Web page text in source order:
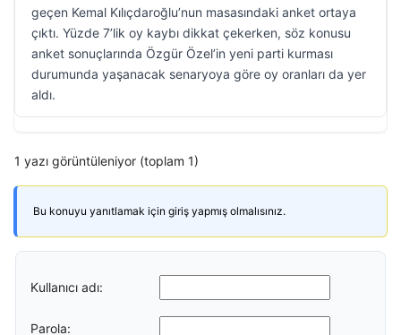
geçen Kemal Kılıçdaroğlu’nun masasındaki anket ortaya
çıktı. Yüzde 7’lik oy kaybı dikkat çekerken, söz konusu
anket sonuçlarında Özgür Özel’in yeni parti kurması
durumunda yaşanacak senaryoya göre oy oranları da yer
aldı.
1 yazı görüntüleniyor (toplam 1)
Bu konuyu yanıtlamak için giriş yapmış olmalısınız.
Kullanıcı adı:
Parola: